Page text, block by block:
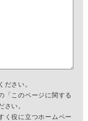
さい。
「このページに関する
さい。
く役に立つホームペー